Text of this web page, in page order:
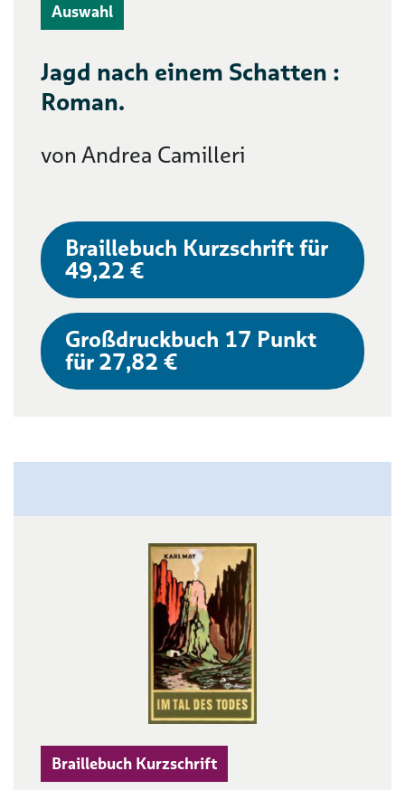
Auswahl
Jagd nach einem Schatten :
Roman.
von Andrea Camilleri
Braillebuch Kurzschrift für
49,22 €
Großdruckbuch 17 Punkt
für 27,82 €
Braillebuch Kurzschrift